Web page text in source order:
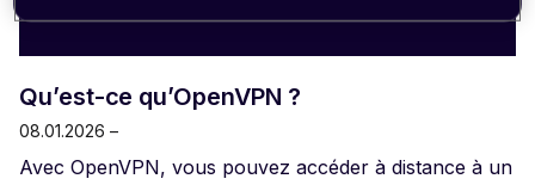
Qu’est-ce qu’OpenVPN ?
08.01.2026 –
Avec OpenVPN, vous pouvez accéder à distance à un